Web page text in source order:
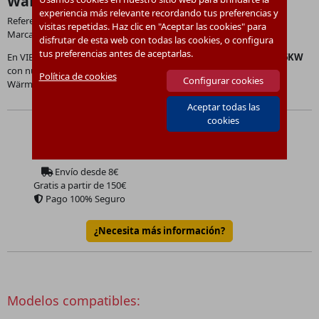
experiencia más relevante recordando tus preferencias y
visitas repetidas. Haz clic en "Aceptar las cookies" para
disfrutar de esta web con todas las cookies, o configura
tus preferencias antes de aceptarlas.
Política de cookies
Configurar cookies
Aceptar todas las
cookies
Referencia:7833690
Marca:
Viessmann
En VIETEC disponemos del productoWäRMETAUSCHER WB3D 26KW
con número de referencia
Wärmetauscher WB3D 26kW
1721.83€
Envío desde8€
Gratis a partir de 150€
Pago 100% Seguro
¿Necesita más información?
Modelos compatibles: